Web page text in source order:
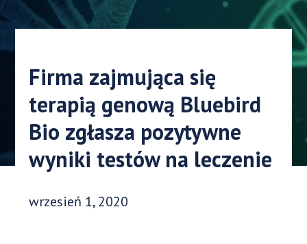
Firma zajmująca się
terapią genową Bluebird
Bio zgłasza pozytywne
wyniki testów na leczenie
Data opublikowania:
wrzesień 1, 2020